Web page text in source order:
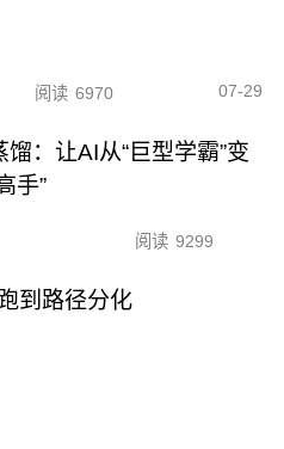
阅读 6970 07-29
馏：让AI从“巨型学霸”变
手”
阅读 9299
到路径分化